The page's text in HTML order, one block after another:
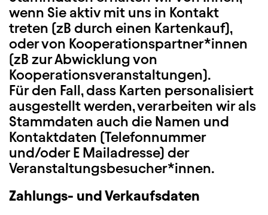
wenn Sie aktiv mit uns in Kontakt
treten (zB durch einen Kartenkauf),
oder von Kooperationspartner*innen
(zB zur Abwicklung von
Kooperationsveranstaltungen).
Für den Fall, dass Karten personalisiert
ausgestellt werden, verarbeiten wir als
Stammdaten auch die Namen und
Kontaktdaten (Telefonnummer
und/oder E Mailadresse) der
Veranstaltungsbesucher*innen.
Zahlungs- und Verkaufsdaten